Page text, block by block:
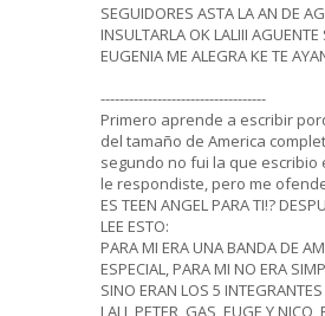
SEGUIDORES ASTA LA AN DE
INSULTARLA OK LALIII AGUENTE
EUGENIA ME ALEGRA KE TE
-----------------------------------
Primero aprende a escribir
del tamaño de America
segundo no fui la que escribio
le respondiste, pero me
ES TEEN ANGEL PARA TI!?
LEE ESTO:
PARA MI ERA UNA BANDA DE
ESPECIAL, PARA MI NO ERA
SINO ERAN LOS 5
LALI, PETER, GAS, EUGE Y